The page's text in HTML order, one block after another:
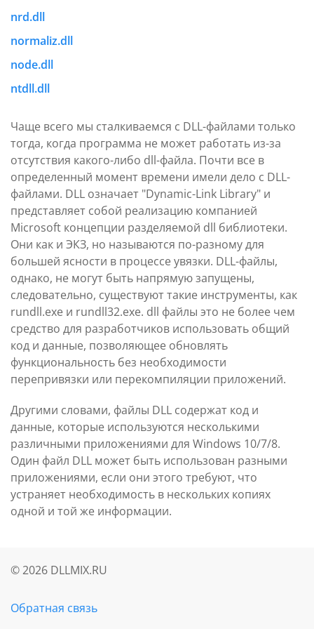
nrd.dll
normaliz.dll
node.dll
ntdll.dll
Чаще всего мы сталкиваемся с DLL-файлами только
тогда, когда программа не может работать из-за
отсутствия какого-либо dll-файла. Почти все в
определенный момент времени имели дело с DLL-
файлами. DLL означает "Dynamic-Link Library" и
представляет собой реализацию компанией
Microsoft концепции разделяемой dll библиотеки.
Они как и ЭКЗ, но называются по-разному для
большей ясности в процессе увязки. DLL-файлы,
однако, не могут быть напрямую запущены,
следовательно, существуют такие инструменты, как
rundll.exe и rundll32.exe. dll файлы это не более чем
средство для разработчиков использовать общий
код и данные, позволяющее обновлять
функциональность без необходимости
перепривязки или перекомпиляции приложений.
Другими словами, файлы DLL содержат код и
данные, которые используются несколькими
различными приложениями для Windows 10/7/8.
Один файл DLL может быть использован разными
приложениями, если они этого требуют, что
устраняет необходимость в нескольких копиях
одной и той же информации.
©2026 DLLMIX.RU
Обратная связь